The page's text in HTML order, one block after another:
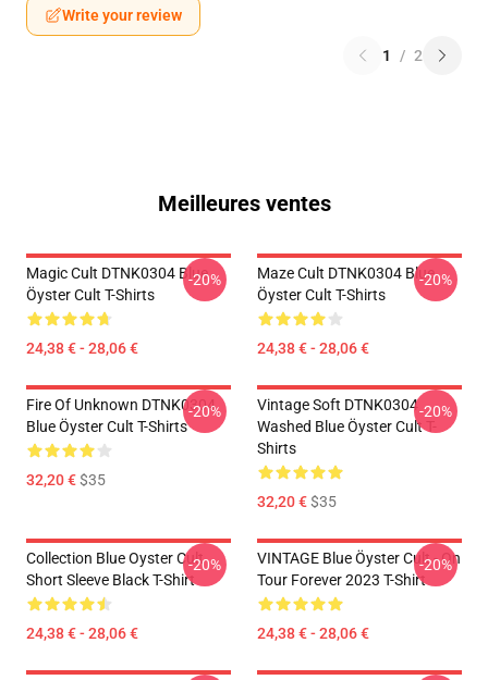
Write your review
1 / 2
Meilleures ventes
Magic Cult DTNK0304 Blue
Öyster Cult T-Shirts
24,38 € - 28,06 €
-20%
Maze Cult DTNK0304 Blue
Öyster Cult T-Shirts
24,38 € - 28,06 €
-20%
Fire Of Unknown DTNK0304
Blue Öyster Cult T-Shirts
32,20 €$35
-20%
Vintage Soft DTNK0304
Washed Blue Öyster Cult T-
Shirts
32,20 €$35
-20%
Collection Blue Oyster Cult
Short Sleeve Black T-Shirt
24,38 € - 28,06 €
-20%
VINTAGE Blue Öyster Cult - On
Tour Forever 2023 T-Shirt
24,38 € - 28,06 €
-20%